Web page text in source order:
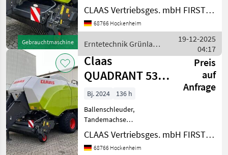
Gebrauchtmaschine
Anzahl Blindmesser: 25
Anzahl Messer: 25
Arbeitsbreite: 235 cm
Quader (in cm): 120X90
Ballenza
CLAAS Vertriebsges. mbH FIRST CLAAS USED Center Hockenheim
68766 Hockenheim
Erntetechnik Grünland
/ Claas
19-12-2025
04:17
Claas
QUADRANT 5300
FC T+ST
Preis
auf
Anfrage
Bj. 2024
136 h
Ballenschleuder,
Tandemachse
Ablagesensor Anhängung:
Stützfuß, hydraulisch
Anzahl Blindmesser: 51
CLAAS Vertriebsges. mbH FIRST CLAAS USED Center Hockenheim
68766 Hockenheim